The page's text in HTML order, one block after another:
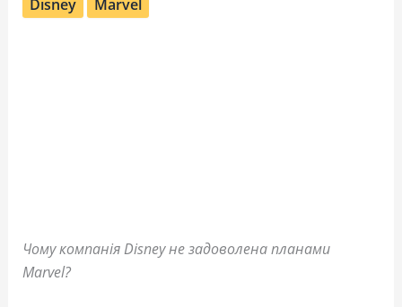
Disney Marvel
Чому компанія Disney не задоволена планами
Marvel?